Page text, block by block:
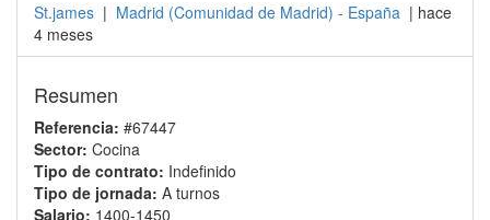
St.james | Madrid (Comunidad de Madrid) - España | hace
4 meses
Resumen
Referencia: #67447
Sector: Cocina
Tipo de contrato: Indefinido
Tipo de jornada: A turnos
Salario: 1400-1450